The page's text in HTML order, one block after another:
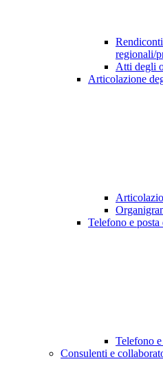
regionali/
Atti degli
Articolazione
Telefono e posta
Telefono
Consulenti e